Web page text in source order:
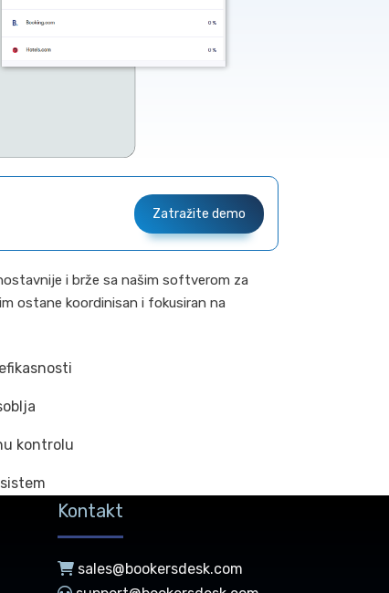
Zatražite demo
i brže sa našim softverom za
ostane koordinisan i fokusiran na
kontrolu
Kontakt
sales@bookersdesk.com